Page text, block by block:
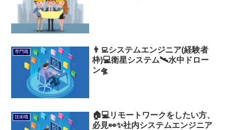
専門職
👨‍💻システムエンジニア(経験者
枠)💻衛星システム🛰️水中ドロー
ン🛸
技術職
🏠💻リモートワークをしたい方、
必見👀✨社内システムエンジニア